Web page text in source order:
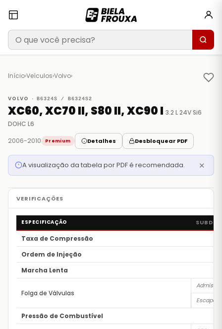
Início›Veículos›Volvo›
VOLVO · B6324S / B6324S2
XC60, XC70 II, S80 II, XC90 I 3.2 L 24V Si6
DOHC L6
2006-2010 Premium Detalhes Desbloquear PDF
A visualização da tabela por PDF é recomendada. ✕
ESPECIFICAÇÃO
Taxa de Compressão
Ordem de Injeção
Marcha Lenta
Folga de Válvulas
Escape
Pressão de Combustível